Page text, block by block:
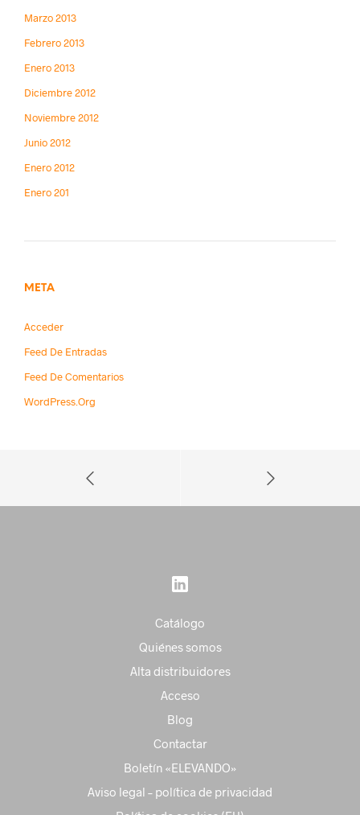
Marzo 2013
Febrero 2013
Enero 2013
Diciembre 2012
Noviembre 2012
Junio 2012
Enero 2012
Enero 201
META
Acceder
Feed De Entradas
Feed De Comentarios
WordPress.org
Catálogo
Quiénes somos
Alta distribuidores
Acceso
Blog
Contactar
Boletín «ELEVANDO»
Aviso legal – política de privacidad